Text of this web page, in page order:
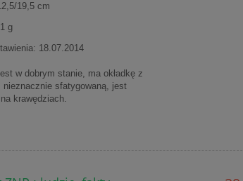
19,5 cm
g
18.07.2014
w dobrym stanie, ma okładkę z
nieznacznie sfatygowaną, jest
krawędziach.